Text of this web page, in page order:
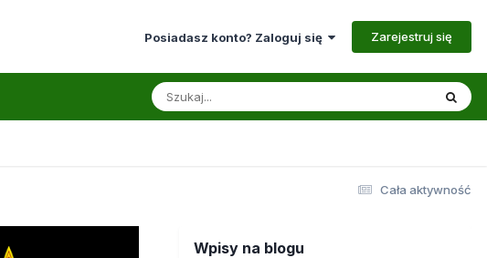
Posiadasz konto? Zaloguj się Zarejestruj się
Cała aktywność
Wpisy na blogu